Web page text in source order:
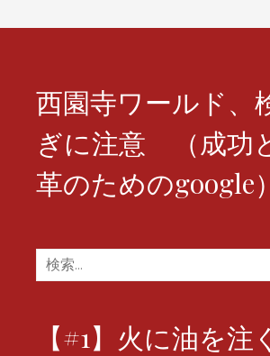
ョ
西園寺ワールド、
ぎに注意 （成功
革のためのgoogle）
検
索:
【#1】火に油を注